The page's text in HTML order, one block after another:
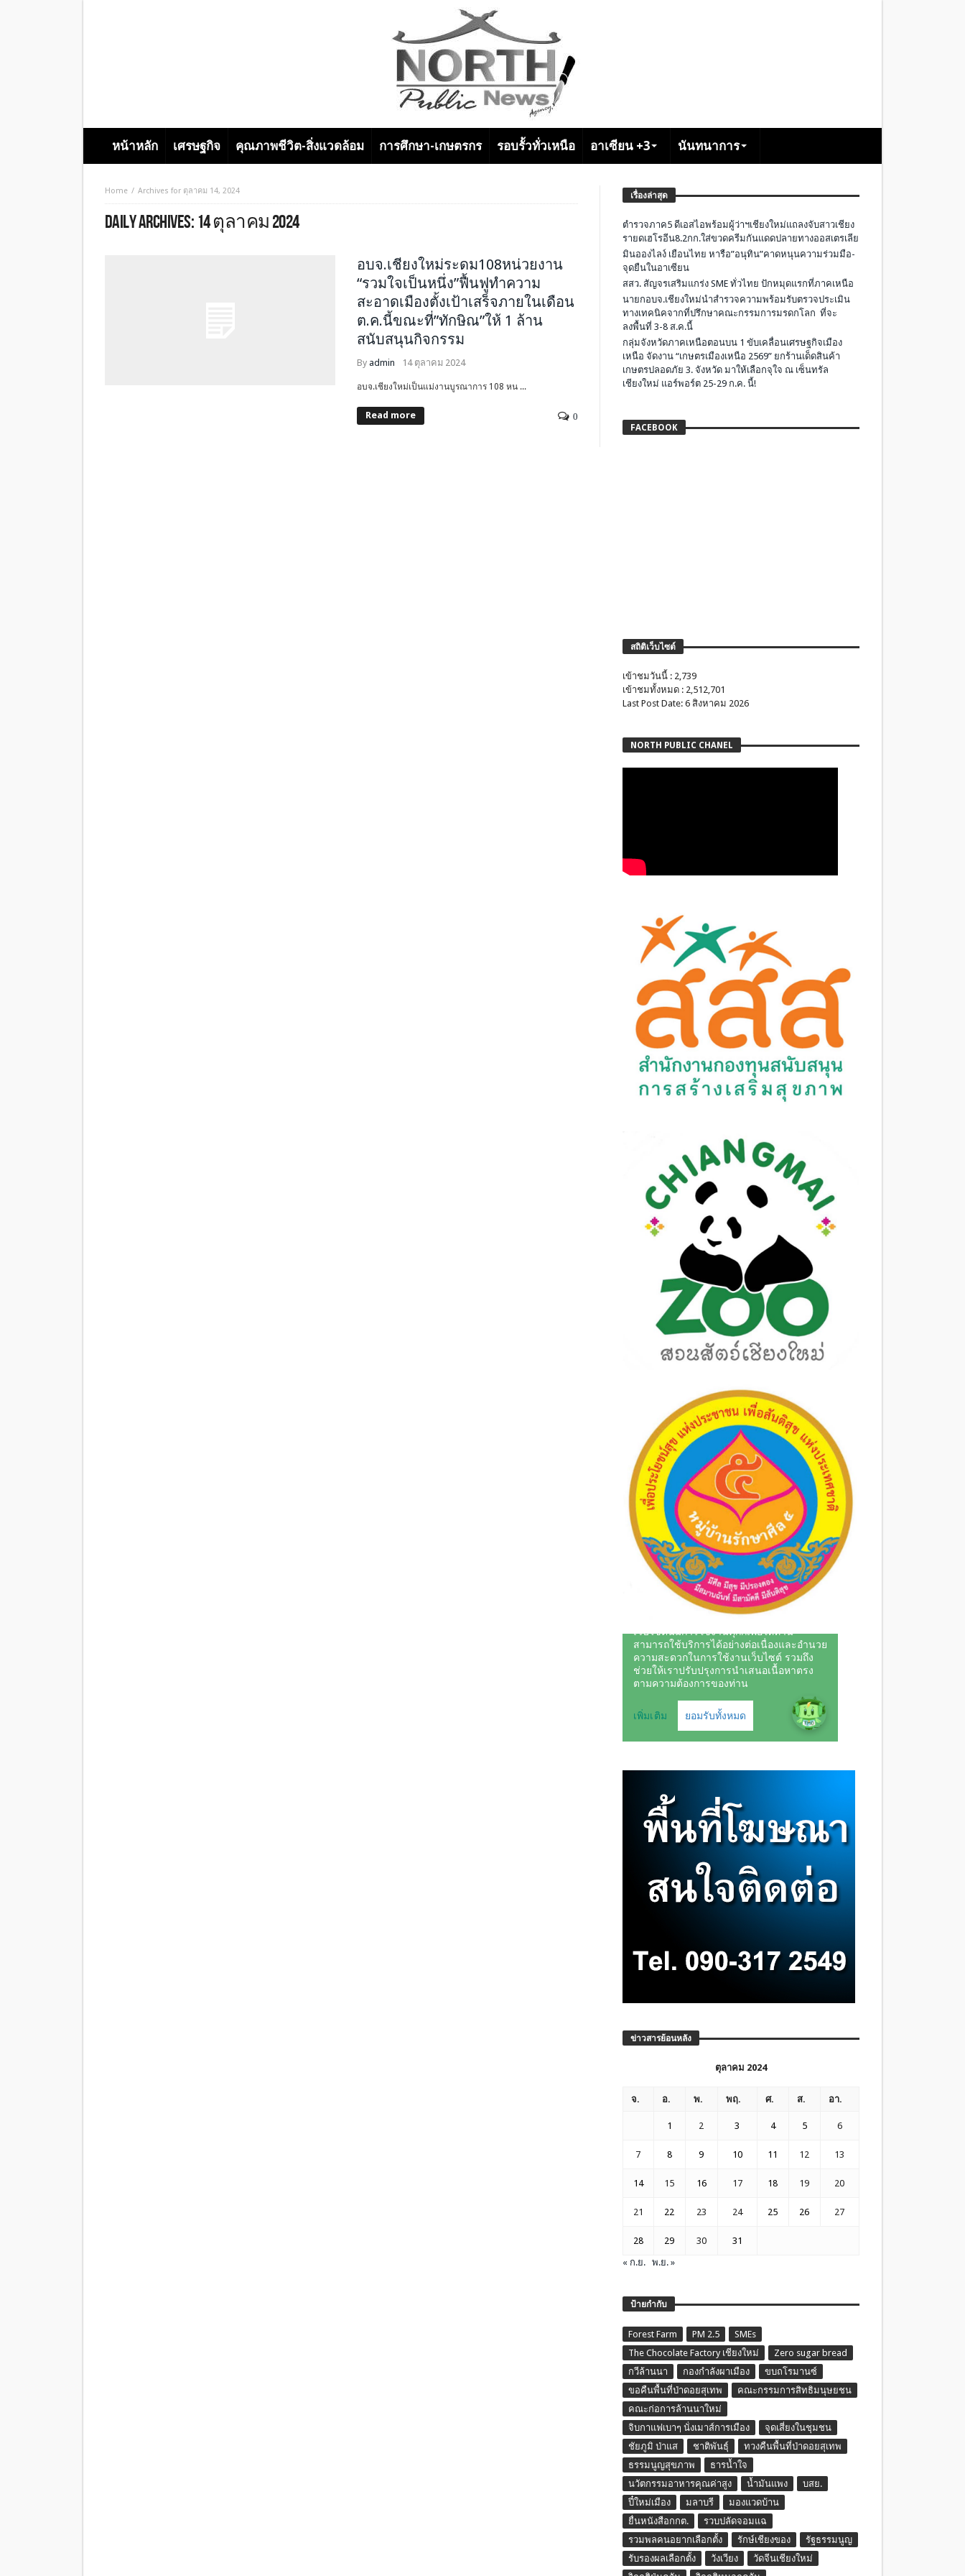
หน้าหลัก เศรษฐกิจ คุณภาพชีวิต-สิ่งแวดล้อม การศึกษา-เกษตรกร รอบรั้วทั่วเหนือ อาเซียน +3 นันทนาการ
Home Archives for ตุลาคม 14, 2024
DAILY ARCHIVES:14 ตุลาคม 2024
อบจ.เชียงใหม่ระดม108หน่วยงาน
“รวมใจเป็นหนึ่ง”ฟื้นฟูทำความ
สะอาดเมืองตั้งเป้าเสร็จภายในเดือน
ต.ค.นี้ขณะที่”ทักษิณ”ให้ 1 ล้าน
สนับสนุนกิจกรรม
By admin 14 ตุลาคม 2024
อบจ.เชียงใหม่เป็นแม่งานบูรณาการ 108 หน ...
Read more 0
เรื่องล่าสุด
ตำรวจภาค5 ดีเอสไอพร้อมผู้ว่าฯเชียงใหม่แถลงจับสาวเชียง
รายดเฮโรอีน8.2กก.ใส่ขวดครีมกันแดดปลายทางออสเตรเลีย
มินอองไลง์ เยือนไทย หารือ”อนุทิน”คาดหนุนความร่วมมือ-
จุดยืนในอาเซียน
สสว. สัญจรเสริมแกร่ง SME ทั่วไทย ปักหมุดแรกที่ภาคเหนือ
นายกอบจ.เชียงใหม่นำสำรวจความพร้อมรับตรวจประเมิน
ทางเทคนิคจากที่ปรึกษาคณะกรรมการมรดกโลก ที่จะ
ลงพื้นที่ 3-8 ส.ค.นี้
กลุ่มจังหวัดภาคเหนือตอนบน 1 ขับเคลื่อนเศรษฐกิจเมือง
เหนือ จัดงาน “เกษตรเมืองเหนือ 2569” ยกร้านเด็ดสินค้า
เกษตรปลอดภัย 3. จังหวัด มาให้เลือกจุใจ ณ เซ็นทรัล
เชียงใหม่ แอร์พอร์ต 25-29 ก.ค. นี้!
FACEBOOK
สถิติเว็บไซต์
เข้าชมวันนี้ : 2,739
เข้าชมทั้งหมด : 2,512,701
Last Post Date: 6 สิงหาคม 2026
NORTH PUBLIC CHANEL
ข่าวสารย้อนหลัง
ตุลาคม 2024
จ. อ. พ. พฤ. ศ. ส. อา.
1 2 3 4 5 6
7 8 9 10 11 12 13
14 15 16 17 18 19 20
21 22 23 24 25 26 27
28 29 30
31
« ก.ย.
พ.ย. »
ป้ายกำกับ
Forest Farm PM 2.5
SMEs
The Chocolate Factory เชียงใหม่
Zero sugar bread
กวีล้านนา
กองกำลังผาเมือง
ขบถโรมานซ์
ขอคืนพื้นที่ป่าดอยสุเทพ
คณะกรรมการสิทธิมนุษยชน
คณะก่อการล้านนาใหม่
จิบกาแฟเบาๆ นั่งเมาส์การเมือง
จุดเสี่ยงในชุมชน
ชัยภูมิ ป่าแส
ชาติพันธุ์
ทวงคืนพื้นที่ป่าดอยสุเทพ
ธรรมนูญสุขภาพ
ธารน้ำใจ
นวัตกรรมอาหารคุณค่าสูง
น้ำมันแพง
บสย.
ปี๋ใหม่เมือง
มลาบรี
มองแวดบ้าน
ยื่นหนังสือกกต.
รวบปลัดจอมแฉ
รวมพลคนอยากเลือกตั้ง
รักษ์เชียงของ
รัฐธรรมนูญ
รับรองผลเลือกตั้ง
วังเวียง
วัดจีนเชียงใหม่